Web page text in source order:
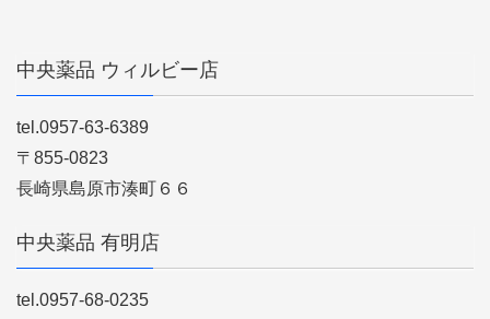
中央薬品 ウィルビー店
tel.0957-63-6389
〒855-0823
長崎県島原市湊町６６
中央薬品 有明店
tel.0957-68-0235